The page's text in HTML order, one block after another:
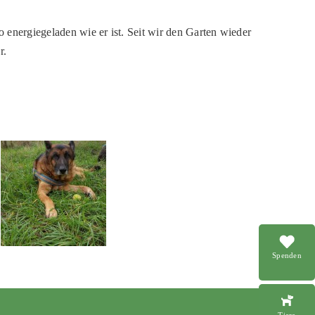
Spenden
energiegeladen wie er ist. Seit wir den Garten wieder